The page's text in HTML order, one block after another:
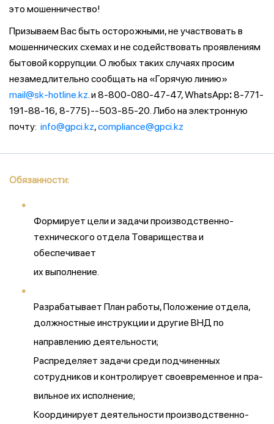
это мошенничество!
Призываем Вас быть осторожными, не участвовать в
мошеннических схемах и не содействовать проявлениям
бытовой коррупции. О любых таких случаях просим
незамедлительно сообщать на «Горячую линию»
mail@sk-hotline.kz. и 8-800-080-47-47, WhatsApp:8-771-
191-88-16, 8-775)--503-85-20. Либо на электронную
почту: info@gpci.kz,compliance@gpci.kz
Обязанности:
Формирует цели и задачи производственно-
технического отдела Товарищества и
обеспечивает
их выполнение.
Разрабатывает План работы, Положение отдела,
должностные инструкции и другие ВНД по
направлению деятельности;
Распределяет задачи среди подчиненных
сотрудников и контролирует своевременное и пра-
вильное их исполнение;
Координирует деятельности производственно-